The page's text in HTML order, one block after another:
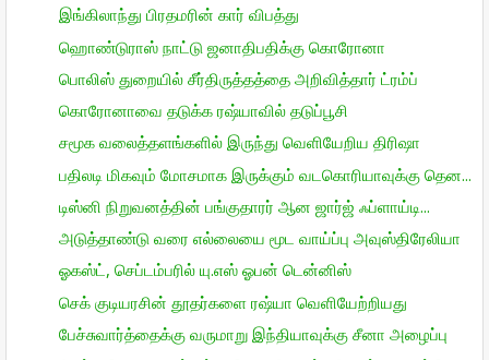
இங்கிலாந்து பிரதமரின் கார் விபத்து
ஹொண்டுராஸ் நாட்டு ஜனாதிபதிக்கு கொரோனா
பொலிஸ் துறையில் சீர்திருத்தத்தை அறிவித்தார் ட்ரம்ப்
கொரோனாவை தடுக்க ரஷ்யாவில் தடுப்பூசி
சமூக வலைத்தளங்களில் இருந்து வெளியேறிய திரிஷா
பதிலடி மிகவும் மோசமாக இருக்கும் வடகொரியாவுக்கு தென...
டிஸ்னி நிறுவனத்தின் பங்குதாரர் ஆன ஜார்ஜ் ஃப்ளாய்டி...
அடுத்தாண்டு வரை எல்லையை மூட வாய்ப்பு அவுஸ்திரேலியா
ஓகஸ்ட், செப்டம்பரில் யு.எஸ் ஓபன் டென்னிஸ்
செக் குடியரசின் தூதர்களை ரஷ்யா வெளியேற்றியது
பேச்சுவார்த்தைக்கு வருமாறு இந்தியாவுக்கு சீனா அழைப்பு